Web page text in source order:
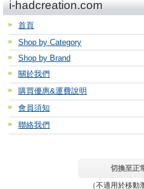
i-hadcreation.com
首頁
Shop by Category
Shop by Brand
關於我們
購買優惠&運費說明
會員須知
聯絡我們
切換至正
（不適用於移動